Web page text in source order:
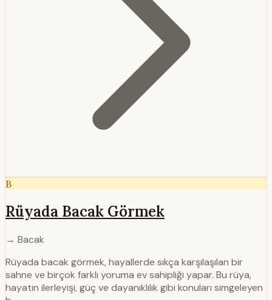
B
Rüyada Bacak Görmek
→ Bacak
Rüyada bacak görmek, hayallerde sıkça karşılaşılan bir
sahne ve birçok farklı yoruma ev sahipliği yapar. Bu rüya,
hayatın ilerleyişi, güç ve dayanıklılık gibi konuları simgeleyen